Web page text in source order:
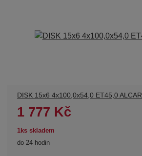
DISK 15x6 4x100,0x54,0 ET45,0 ALCAR
1 777 Kč
1ks skladem
do 24 hodin